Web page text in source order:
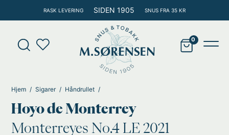
rett
innholdet
RASK LEVERING SIDEN 1905 SNUS FRA 35 KR
Products
search
Hjem Sigarer Håndrullet
Hoyo de Monterrey
Monterreyes No.4 LE 2021